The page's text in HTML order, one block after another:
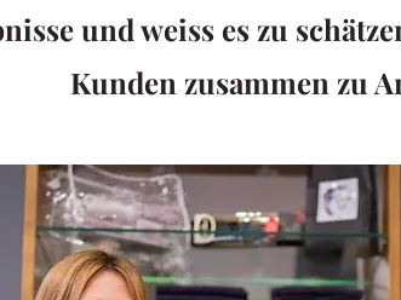
und weiss es zu
Kunden zusammen zu